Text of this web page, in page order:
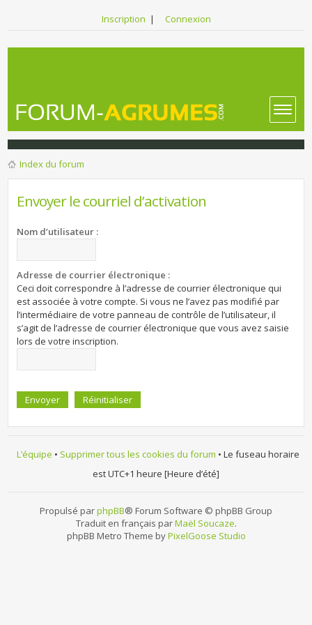
Inscription | Connexion
Index du forum
Envoyer le courriel d’activation
Nom d’utilisateur :
Adresse de courrier électronique :
Ceci doit correspondre à l’adresse de courrier électronique qui
est associée à votre compte. Si vous ne l’avez pas modifié par
l’intermédiaire de votre panneau de contrôle de l’utilisateur, il
s’agit de l’adresse de courrier électronique que vous avez saisie
lors de votre inscription.
L’équipe • Supprimer tous les cookies du forum • Le fuseau horaire
est UTC+1 heure [Heure d’été]
Propulsé parphpBB® Forum Software © phpBB Group
Traduit en français parMaël Soucaze.
phpBB Metro Theme byPixelGoose Studio